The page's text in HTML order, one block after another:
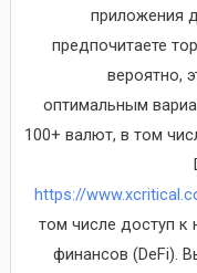
приложения
предпочитаете
вероятно,
оптимальным
100+ валют, в том
https://
том числе доступ
финансов (DeFi).